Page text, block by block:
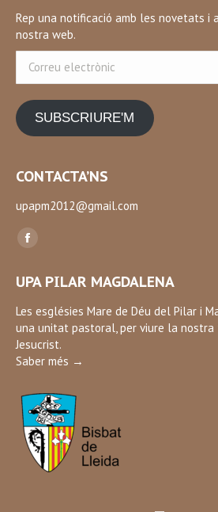
Rep una notificació amb les novetats i
nostra web.
electrònic
SUBSCRIURE'M
CONTACTA’NS
upapm2012@gmail.com
Find us on:
Facebook
opens
in
new
window
UPA PILAR MAGDALENA
Les esglésies Mare de Déu del Pilar i
una unitat pastoral, per viure la nostra
Jesucrist.
Saber més →